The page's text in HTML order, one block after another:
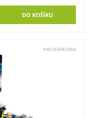
Kód:LEGO60456